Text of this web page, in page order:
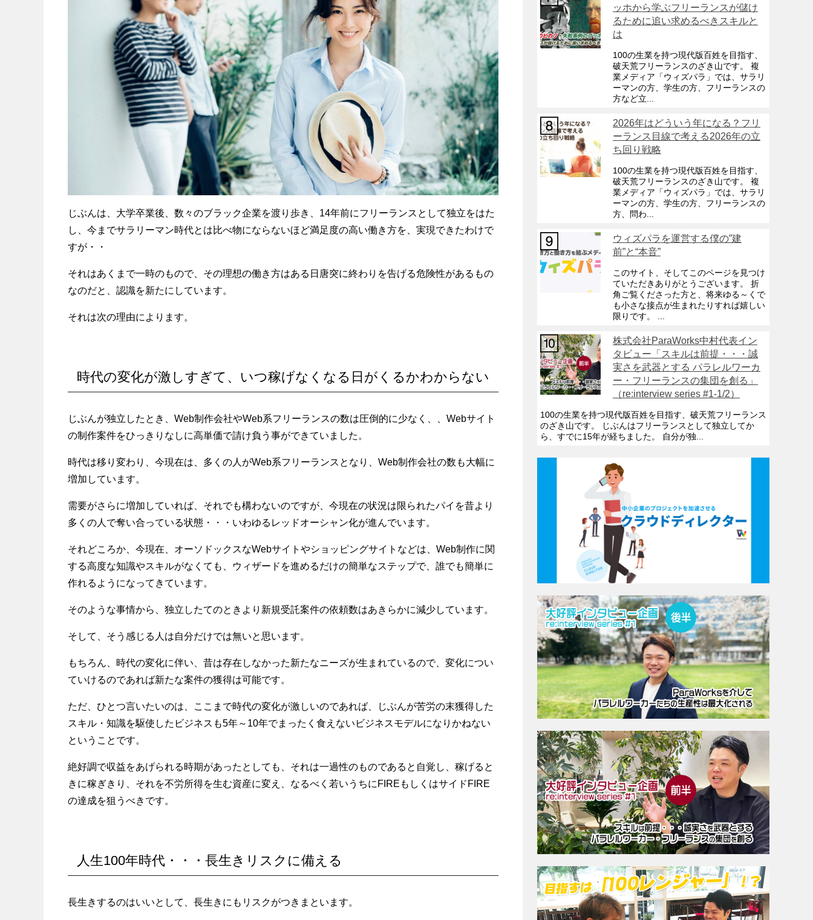
じぶんは、大学卒業後、数々のブラック企業を渡り歩き、14年前にフリーランスとして独立をはた
し、今までサラリーマン時代とは比べ物にならないほど満足度の高い働き方を、実現できたわけで
すが・・
それはあくまで一時のもので、その理想の働き方はある日唐突に終わりを告げる危険性があるもの
なのだと、認識を新たにしています。
それは次の理由によります。
時代の変化が激しすぎて、いつ稼げなくなる日がくるかわからない
じぶんが独立したとき、Web制作会社やWeb系フリーランスの数は圧倒的に少なく、、Webサイト
の制作案件をひっきりなしに高単価で請け負う事ができていました。
時代は移り変わり、今現在は、多くの人がWeb系フリーランスとなり、Web制作会社の数も大幅に
増加しています。
需要がさらに増加していれば、それでも構わないのですが、今現在の状況は限られたパイを昔より
多くの人で奪い合っている状態・・・いわゆるレッドオーシャン化が進んでいます。
それどころか、今現在、オーソドックスなWebサイトやショッピングサイトなどは、Web制作に関
する高度な知識やスキルがなくても、ウィザードを進めるだけの簡単なステップで、誰でも簡単に
作れるようになってきています。
そのような事情から、独立したてのときより新規受託案件の依頼数はあきらかに減少しています。
そして、そう感じる人は自分だけでは無いと思います。
もちろん、時代の変化に伴い、昔は存在しなかった新たなニーズが生まれているので、変化につい
ていけるのであれば新たな案件の獲得は可能です。
ただ、ひとつ言いたいのは、ここまで時代の変化が激しいのであれば、じぶんが苦労の末獲得した
スキル・知識を駆使したビジネスも5年～10年でまったく食えないビジネスモデルになりかねない
ということです。
絶好調で収益をあげられる時期があったとしても、それは一過性のものであると自覚し、稼げると
きに稼ぎきり、それを不労所得を生む資産に変え、なるべく若いうちにFIREもしくはサイドFIRE
の達成を狙うべきです。
人生100年時代・・・長生きリスクに備える
長生きするのはいいとして、長生きにもリスクがつきまといます。
ッホから学ぶフリーランスが儲け
るために追い求めるべきスキルと
は
100の生業を持つ現代版百姓を目指す、
破天荒フリーランスのざき山です。 複
業メディア「ウィズパラ」では、サラリ
ーマンの方、学生の方、フリーランスの
方など立...
2026年はどういう年になる？フリ
ーランス目線で考える2026年の立
ち回り戦略
100の生業を持つ現代版百姓を目指す、
破天荒フリーランスのざき山です。 複
業メディア「ウィズパラ」では、サラリ
ーマンの方、学生の方、フリーランスの
方、問わ...
ウィズパラを運営する僕の”建
前”と“本音”
このサイト、そしてこのページを見つけ
ていただきありがとうございます。 折
角ご覧くださった方と、将来ゆる～くで
も小さな接点が生まれたりすれば嬉しい
限りです。 ...
株式会社ParaWorks中村代表イン
タビュー「スキルは前提・・・誠
実さを武器とする パラレルワーカ
ー・フリーランスの集団を創る」
（re:interview series #1-1/2）
100の生業を持つ現代版百姓を目指す、破天荒フリーランス
のざき山です。 じぶんはフリーランスとして独立してか
ら、すでに15年が経ちました。 自分が独...